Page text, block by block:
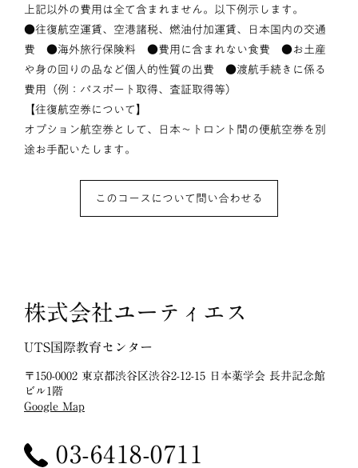
上記以外の費用は全て含まれません。以下例示します。
●往復航空運賃、空港諸税、燃油付加運賃、日本国内の交通
費 ●海外旅行保険料 ●費用に含まれない食費 ●お土産
や身の回りの品など個人的性質の出費 ●渡航手続きに係る
費用（例：パスポート取得、査証取得等）
【往復航空券について】
オプション航空券として、日本～トロント間の便航空券を別
途お手配いたします。
このコースについて問い合わせる
株式会社ユーティエス
UTS国際教育センター
〒150-0002 東京都渋谷区渋谷2-12-15 日本薬学会 長井記念館
ビル1階
Google Map
03-6418-0711